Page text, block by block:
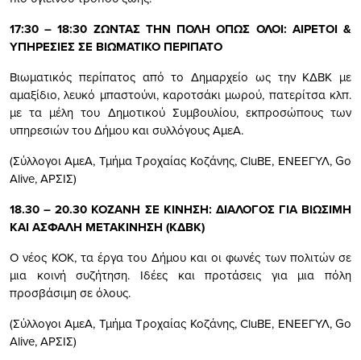
17:30 – 18:30 ΖΩΝΤΑΣ ΤΗΝ ΠΟΛΗ ΟΠΩΣ ΟΛΟΙ: ΑΙΡΕΤΟΙ &
ΥΠΗΡΕΣΙΕΣ ΣΕ ΒΙΩΜΑΤΙΚΟ ΠΕΡΙΠΑΤΟ
Βιωματικός περίπατος από το Δημαρχείο ως την ΚΔΒΚ με
αμαξίδιο, λευκό μπαστούνι, καροτσάκι μωρού, πατερίτσα κλπ.
με τα μέλη του Δημοτικού Συμβουλίου, εκπροσώπους των
υπηρεσιών του Δήμου και συλλόγους ΑμεΑ.
(Σύλλογοι ΑμεΑ, Τμήμα Τροχαίας Κοζάνης, CluBE, ΕΝΕΕΓΥΛ, Go
Alive, ΑΡΣΙΣ)
18.30 – 20.30 ΚΟΖΑΝΗ ΣΕ ΚΙΝΗΣΗ: ΔΙΑΛΟΓΟΣ ΓΙΑ ΒΙΩΣΙΜΗ
ΚΑΙ ΑΣΦΑΛΗ ΜΕΤΑΚΙΝΗΣΗ (ΚΔΒΚ)
Ο νέος ΚΟΚ, τα έργα του Δήμου και οι φωνές των πολιτών σε
μια κοινή συζήτηση. Ιδέες και προτάσεις για μια πόλη
προσβάσιμη σε όλους.
(Σύλλογοι ΑμεΑ, Τμήμα Τροχαίας Κοζάνης, CluBE, ΕΝΕΕΓΥΛ, Go
Alive, ΑΡΣΙΣ)